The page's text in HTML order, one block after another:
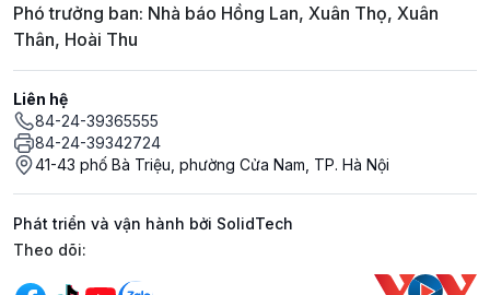
Phó trưởng ban: Nhà báo Hồng Lan, Xuân Thọ, Xuân
Thân, Hoài Thu
Liên hệ
84-24-39365555
84-24-39342724
41-43 phố Bà Triệu, phường Cửa Nam, TP. Hà Nội
Phát triển và vận hành bởi SolidTech
Mạng xã hội
Theo dõi: